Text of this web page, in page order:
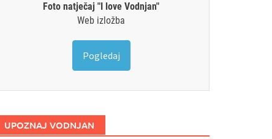
Foto natječaj "I love Vodnjan"
Web izložba
Pogledaj
UPOZNAJ VODNJAN